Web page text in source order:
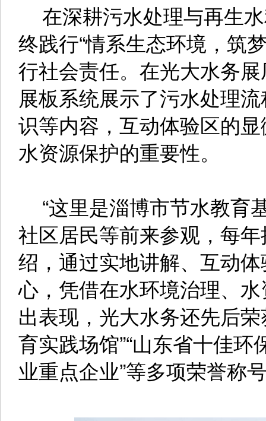
在深耕污水处理与再生
终践行“情系生态环境，筑
行社会责任。在光大水务
展板系统展示了污水处理
识等内容，互动体验区的
水资源保护的重要性。
“这里是淄博市节水教育
社区居民等前来参观，每
绍，通过实地讲解、互动
心，凭借在水环境治理、
出表现，光大水务还先后
育实践场馆”“山东省十佳环
业重点企业”等多项荣誉称